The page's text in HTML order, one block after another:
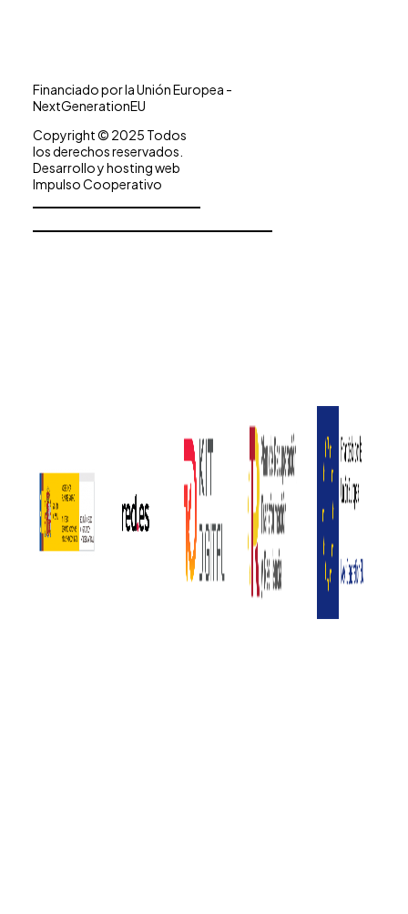
Financiado por la Unión Europea -
NextGenerationEU
Copyright © 2025 Todos
los derechos reservados.
Desarrollo y hosting web
Impulso Cooperativo